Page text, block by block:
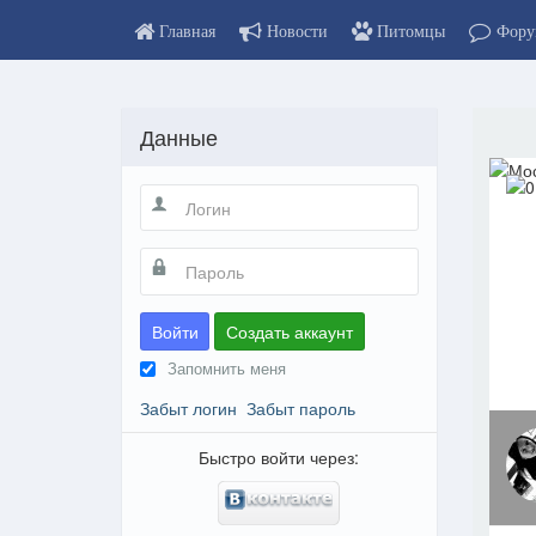
Главная Новости Питомцы
Данные
Войти Создать аккаунт
Запомнить меня
Забыт логин Забыт пароль
Быстро войти через: